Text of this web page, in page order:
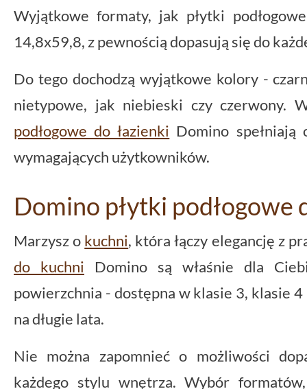
Wyjątkowe formaty, jak płytki
14,8x59,8, z pewnością dopasują się do
Do tego dochodzą wyjątkowe kolory -
nietypowe, jak niebieski czy czerwony.
podłogowe do łazienki Domino spełniają
wymagających użytkowników.
Domino płytki podłogowe
Marzysz o kuchni, która łączy elegancję z
do kuchni Domino są właśnie dla
powierzchnia - dostępna w klasie 3, klasie
na długie lata.
Nie można zapomnieć o możliwości
każdego stylu wnętrza. Wybór